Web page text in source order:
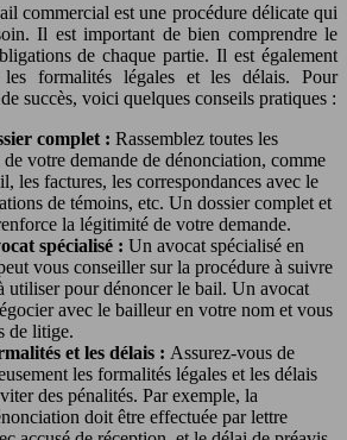
commercial est une procédure délicate qui
Il est important de bien comprendre le
de chaque partie. Il est également
les formalités légales et les délais. Pour
succès, voici quelques conseils pratiques :
complet : Rassemblez toutes les
de votre demande de dénonciation, comme
les factures, les correspondances avec le
de témoins, etc. Un dossier complet et
la légitimité de votre demande.
spécialisé : Un avocat spécialisé en
vous conseiller sur la procédure à suivre
utiliser pour dénoncer le bail. Un avocat
avec le bailleur en votre nom et vous
de litige.
et les délais : Assurez-vous de
les formalités légales et les délais
des pénalités. Par exemple, la
doit être effectuée par lettre